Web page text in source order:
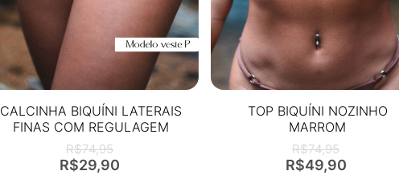
CALCINHA BIQUÍNI LATERAIS
FINAS COM REGULAGEM
NOZINHO ONÇA
R$74,95
R$29,90
TOP BIQUÍNI NOZINHO
MARROM
R$74,95
R$49,90